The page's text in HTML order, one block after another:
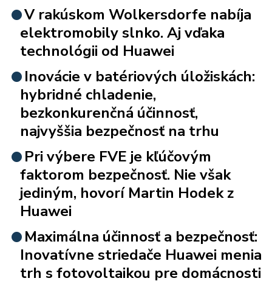
V rakúskom Wolkersdorfe nabíja
elektromobily slnko. Aj vďaka
technológii od Huawei
Inovácie v batériových úložiskách:
hybridné chladenie,
bezkonkurenčná účinnosť,
najvyššia bezpečnosť na trhu
Pri výbere FVE je kľúčovým
faktorom bezpečnosť. Nie však
jediným, hovorí Martin Hodek z
Huawei
Maximálna účinnosť a bezpečnosť:
Inovatívne striedače Huawei menia
trh s fotovoltaikou pre domácnosti